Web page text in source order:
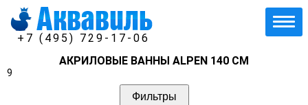
+7 (495) 729-17-06
АКРИЛОВЫЕ ВАННЫ ALPEN 140 СМ
9
Фильтры